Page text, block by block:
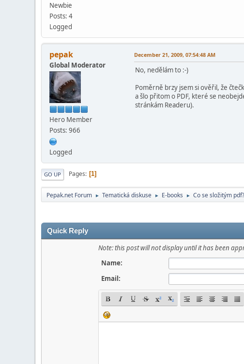
Newbie
Posts: 4
Logged
pepak
Global Moderator
Hero Member
Posts: 966
Logged
December 21, 2009, 07:54:48 AM
No, nedělám to :-)
Poměrně brzy jsem si ověřil, že
a šlo přitom o PDF, které se
stránkám Readeru).
GO UP Pages 1
Pepak.net Forum ► Tematická diskuse ► E-books ► Co se složitým pdf?
Quick Reply
Note: this post will not display until it has been
Name:
Email: